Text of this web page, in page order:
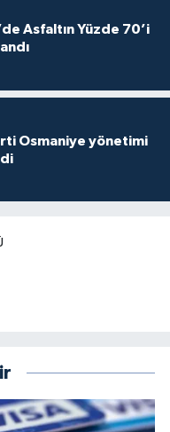
Asfaltın Yüzde 70’i
Osmaniye yönetimi